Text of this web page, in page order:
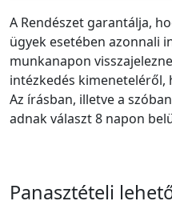
A Rendészet garantálja,
ügyek esetében azonnali
munkanapon
intézkedés kimeneteléről,
Az írásban, illetve a
adnak választ 8 napon
Panasztételi